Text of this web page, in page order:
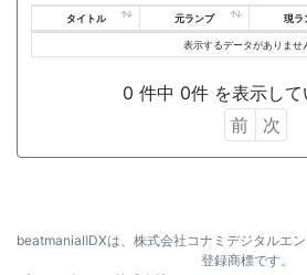
タイトル 元ランプ 現ラ
表示するデータがありませ
0 件中 0件 を表示して
前
次
beatmaniaⅡDXは、株式会社コナミデジタルエ
登録商標です。